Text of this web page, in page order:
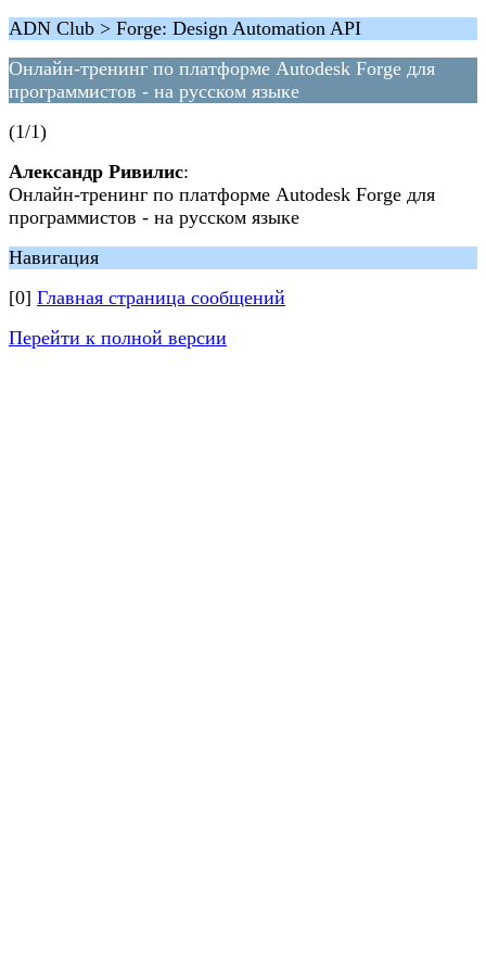
ADN Club > Forge: Design Automation API
Онлайн-тренинг по платформе Autodesk Forge для
программистов - на русском языке
(1/1)
Александр Ривилис:
Онлайн-тренинг по платформе Autodesk Forge для
программистов - на русском языке
Навигация
[0] Главная страница сообщений
Перейти к полной версии